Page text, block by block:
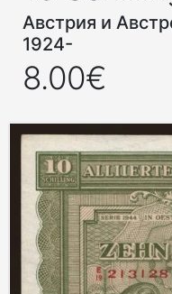
Австрия и
1924-
8.00€